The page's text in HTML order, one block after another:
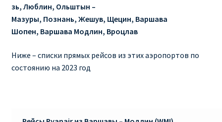
RYANAIR ПОРТУГАЛИЯ
RYANAIR ПОСАДОЧНЫЙ ТАЛОН – BOARDING PASS
Ryanair Россия
RYANAIR УКРАИНА | АВИАБИЛЕТЫ ОТ €15
зь, Люблин, Ольштын –
Мазуры, Познань, Жешув, Щецин, Варшава
Шопен, Варшава Модлин, Вроцлав
Ниже – списки прямых рейсов из этих аэропортов по
состоянию на 2023 год